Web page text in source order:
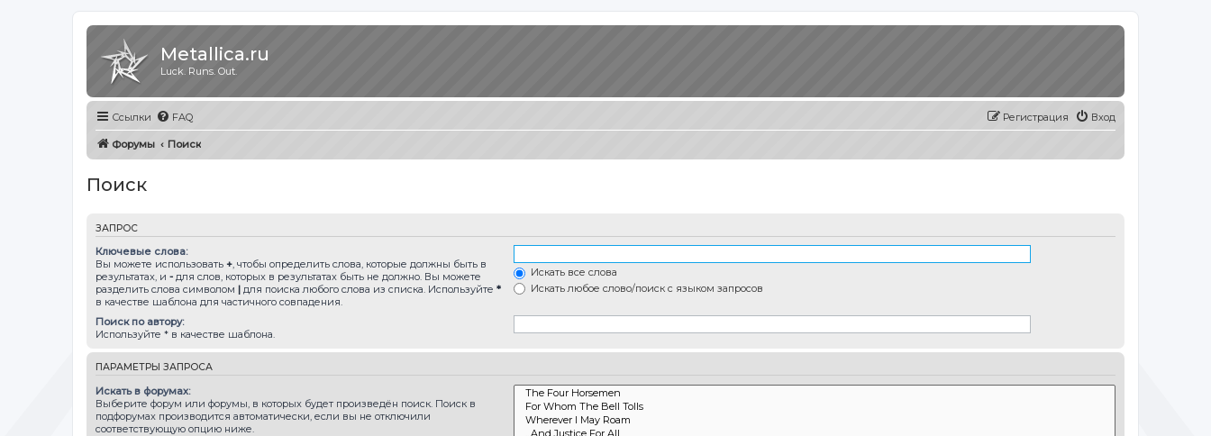
Metallica.ru
Luck. Runs. Out.
Ссылки FAQ Вход
Регистрация
Форумы Поиск
Поиск
ЗАПРОС
Ключевые слова:
Вы можете использовать +, чтобы определить слова, которые должны быть в
результатах, и - для слов, которых в результатах быть не должно. Вы можете
разделить слова символом | для поиска любого слова из списка. Используйте *
в качестве шаблона для частичного совпадения.
Искать все слова
Искать любое слово/поиск с языком запросов
Поиск по автору:
Используйте * в качестве шаблона.
ПАРАМЕТРЫ ЗАПРОСА
Искать в форумах:
Выберите форум или форумы, в которых будет произведён поиск. Поиск в
подфорумах производится автоматически, если вы не отключили
соответствующую опцию ниже.